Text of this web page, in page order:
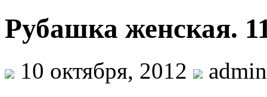
Рубашка женская.
10 октября, 2012 admin